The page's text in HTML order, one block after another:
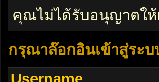
คุณไม่ได้รับอนุญาตให้
กรุณาล๊อกอินเข้าสู่ระบ